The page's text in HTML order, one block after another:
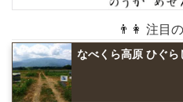
👨👩 注目
なべくら高原 ひぐら